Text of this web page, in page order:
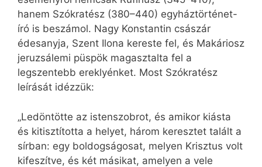
hanem Szókratész (380–440) egyháztörténet-
író is beszámol. Nagy Konstantin császár
édesanyja, Szent Ilona kereste fel, és Makáriosz
jeruzsálemi püspök magasztalta fel a
legszentebb ereklyénket. Most Szókratész
leírását idézzük:
„Ledöntötte az istenszobrot, és amikor kiásta
és kitisztította a helyet, három keresztet talált a
sírban: egy boldogságosat, melyen Krisztus volt
kifeszítve, és két másikat, amelyen a vele